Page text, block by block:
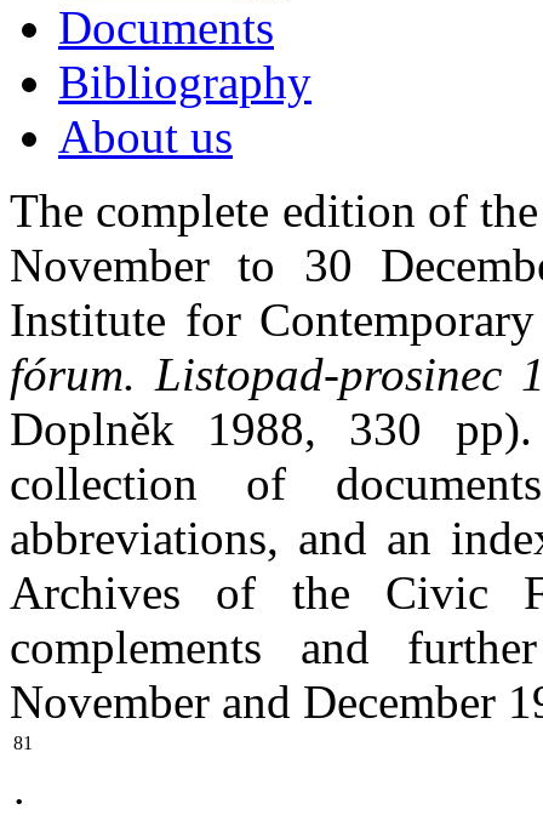
Documents
Bibliography
About us
The complete edition of
November to 30
Institute for
fórum. Listopad-prosinec
Doplněk 1988, 330
collection of
abbreviations, and an
Archives of the Civic
complements and
November and December
81
.